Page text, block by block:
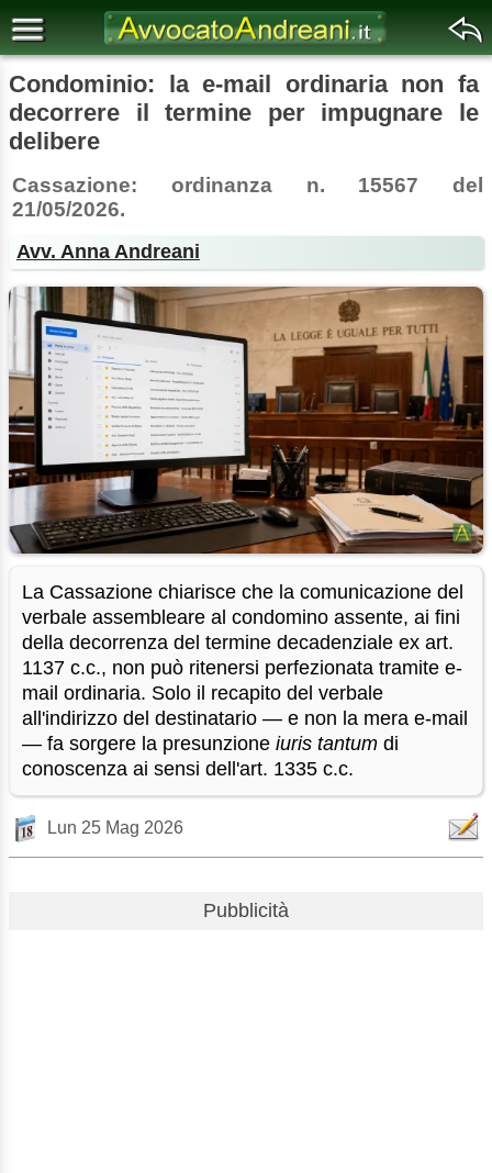
Condominio: la e-mail ordinaria non fa
decorrere il termine per impugnare le
delibere
Cassazione: ordinanza n. 15567 del
21/05/2026.
Avv. Anna Andreani
La Cassazione chiarisce che la comunicazione del
verbale assembleare al condomino assente, ai fini
della decorrenza del termine decadenziale ex art.
1137 c.c., non può ritenersi perfezionata tramite e-
mail ordinaria. Solo il recapito del verbale
all'indirizzo del destinatario — e non la mera e-mail
— fa sorgere la presunzioneiuris tantum di
conoscenza ai sensi dell'art. 1335 c.c.
Lun 25 Mag 2026
Pubblicità